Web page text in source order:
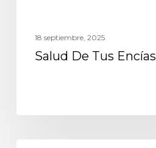
18 septiembre, 2025
Salud De Tus Encías